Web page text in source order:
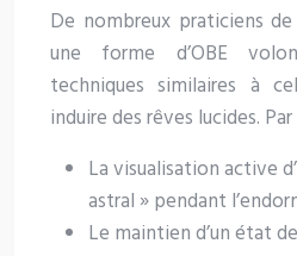
De nombreux praticiens
une forme d’OBE
techniques similaires à
induire des rêves lucides.
La visualisation active
astral » pendant
Le maintien d’un état